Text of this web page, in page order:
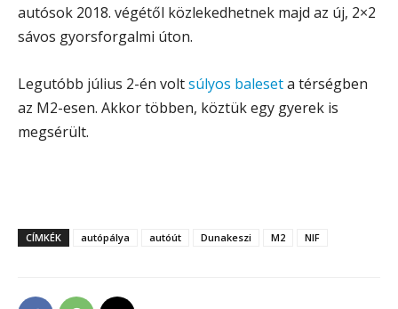
autósok 2018. végétől közlekedhetnek majd az új, 2×2
sávos gyorsforgalmi úton.
Legutóbb július 2-én voltsúlyos baleseta térségben
az M2-esen. Akkor többen, köztük egy gyerek is
megsérült.
CÍMKÉK autópálya autóút Dunakeszi M2 NIF